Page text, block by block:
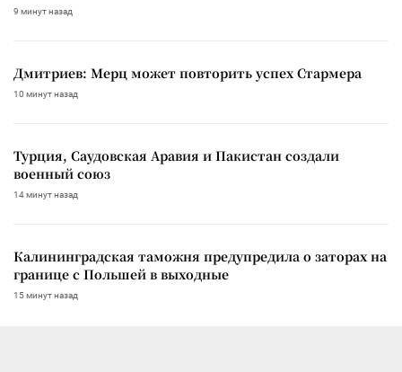
9 минут назад
Дмитриев: Мерц может повторить успех Стармера
10 минут назад
Турция, Саудовская Аравия и Пакистан создали
военный союз
14 минут назад
Калининградская таможня предупредила о заторах на
границе с Польшей в выходные
15 минут назад